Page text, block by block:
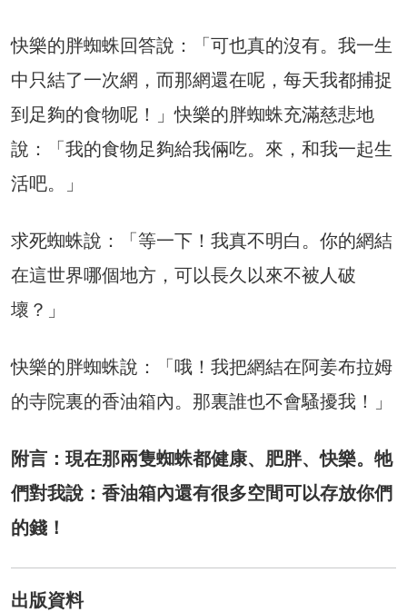
快樂的胖蜘蛛回答說：「可也真的沒有。我一生
中只結了一次網，而那網還在呢，每天我都捕捉
到足夠的食物呢！」快樂的胖蜘蛛充滿慈悲地
說：「我的食物足夠給我倆吃。來，和我一起生
活吧。」
求死蜘蛛說：「等一下！我真不明白。你的網結
在這世界哪個地方，可以長久以來不被人破
壞？」
快樂的胖蜘蛛說：「哦！我把網結在阿姜布拉姆
的寺院裏的香油箱內。那裏誰也不會騷擾我！」
附言：現在那兩隻蜘蛛都健康、肥胖、快樂。牠
們對我說：香油箱內還有很多空間可以存放你們
的錢！
出版資料